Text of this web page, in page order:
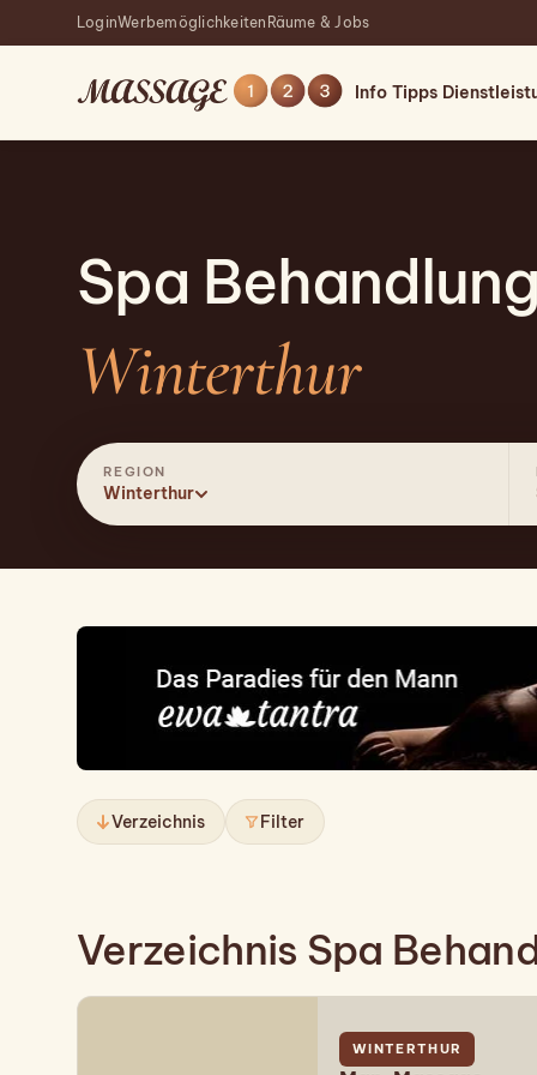
LoginWerbemöglichkeiten Räume & Jobs
Info Tipps
Spa
Winterthur
REGION
Winterthur
Verzeichnis Filter
Verzeichnis Spa
WINTERTHUR